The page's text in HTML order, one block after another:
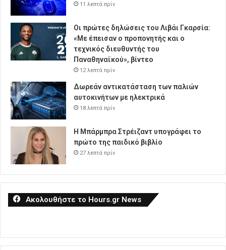
11 λεπτά πρίν
Οι πρώτες δηλώσεις του Λιβάι Γκαρσία:
«Με έπεισαν ο προπονητής και ο
τεχνικός διευθυντής του
Παναθηναϊκού», βίντεο
12 λεπτά πρίν
Δωρεάν αντικατάσταση των παλιών
αυτοκινήτων με ηλεκτρικά
18 λεπτά πρίν
Η Μπάρμπρα Στρέιζαντ υπογράφει το
πρώτο της παιδικό βιβλίο
27 λεπτά πρίν
Ακολουθήστε το Hours.gr News